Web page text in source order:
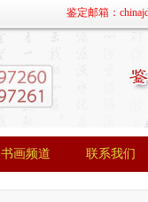
鉴定邮箱：
书画频道
书画频道
联系我们
联系我们